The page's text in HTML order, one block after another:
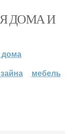
ДОМА И
дома
мебель